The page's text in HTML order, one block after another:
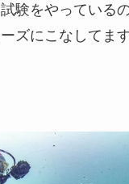
験をやっている
ズにこなしてます